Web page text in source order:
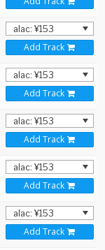
Add Track
Add Track
Add Track
Add Track
Add Track